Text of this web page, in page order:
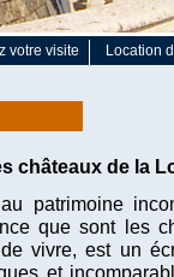
votre visite Location
châteaux de la
au patrimoine
que sont les
vivre, est un
et